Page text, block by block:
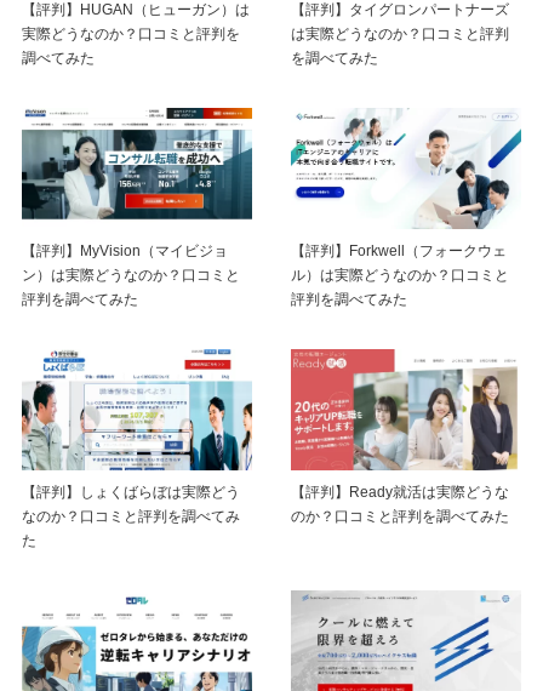
【評判】HUGAN（ヒューガン）は
実際どうなのか？口コミと評判を
調べてみた
【評判】タイグロンパートナーズ
は実際どうなのか？口コミと評判
を調べてみた
【評判】MyVision（マイビジョ
ン）は実際どうなのか？口コミと
評判を調べてみた
【評判】Forkwell（フォークウェ
ル）は実際どうなのか？口コミと
評判を調べてみた
【評判】しょくばらぼは実際どう
なのか？口コミと評判を調べてみ
た
【評判】Ready就活は実際どうな
のか？口コミと評判を調べてみた